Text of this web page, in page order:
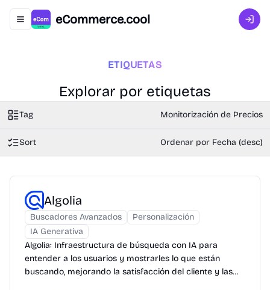
Abrir menú de navegación
eCommerce.cool
ETIQUETAS
Explorar por etiquetas
Tag Monitorización de Precios
Sort Ordenar por Fecha (desc)
Algolia
Buscadores Avanzados
Personalización
IA Generativa
Algolia: Infraestructura de búsqueda con IA para
entender a los usuarios y mostrarles lo que están
buscando, mejorando la satisfacción del cliente y las